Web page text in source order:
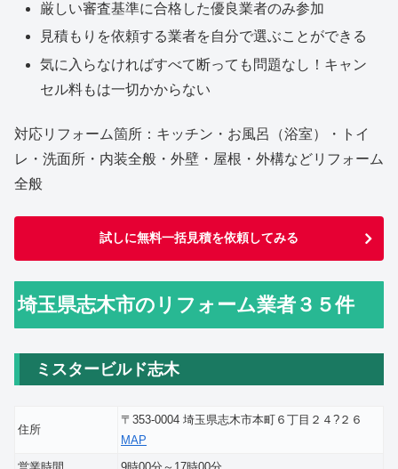
厳しい審査基準に合格した優良業者のみ参加
見積もりを依頼する業者を自分で選ぶことができる
気に入らなければすべて断っても問題なし！キャン
セル料もは一切かからない
対応リフォーム箇所：キッチン・お風呂（浴室）・トイ
レ・洗面所・内装全般・外壁・屋根・外構などリフォーム
全般
試しに無料一括見積を依頼してみる
埼玉県志木市のリフォーム業者３５件
ミスタービルド志木
住所
〒353-0004 埼玉県志木市本町６丁目２４?２６
MAP